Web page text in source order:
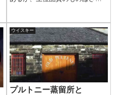
Deutscher-weing.U.は補糖の有
無、さらに補糖無しはブドウの
収穫時期などによって6つの肩書
が付く。少し複雑なので丁寧に
説明する。
ウイスキー
プルトニー蒸留所と